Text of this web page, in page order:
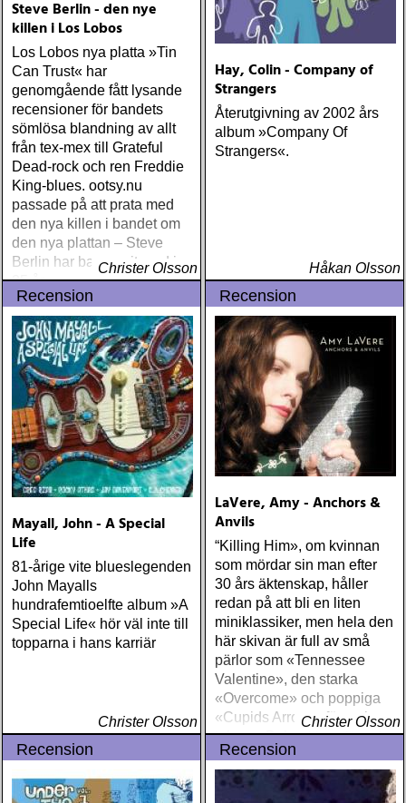
Through Life Louie And The
Lovers - The Complete
Recordings Leonard
Cohen- Live In London Bad
Liver & Brustna hjärtan -
Tom Waits på svenska (CD
& konsert på Södra Teatern,
Stockholm) Rod Stewart -
Sessions 1971-1998
Bläckfisken (TV-serie) The
Company (DVD-miniserie)
Danger Man (TV-serie) Ken
Burn´s The West (DVD-
miniserie) Camilla Grebe &
Åsa Träff Nån sorts frid
(bok) Spooks (TV-serie)
Pluras kokbok Naked City
(DVD; TV-serie) 87th
Precinct (DVD; TV-serie)
The Defenders (TV-serie)
Lennart Persson - Musik
Non Stop – Pet Sounds I
våra hjärtan (bok) Peter
LeMarc/Lennart Persson -
100 sånger (bok) Willy Clay
Band - Blue
Steve Berlin - den nye
killen i Los Lobos
Los Lobos nya platta »Tin
Can Trust« har
genomgående fått lysande
recensioner för bandets
sömlösa blandning av allt
från tex-mex till Grateful
Dead-rock och ren Freddie
King-blues. ootsy.nu
passade på att prata med
den nya killen i bandet om
den nya plattan – Steve
Berlin har bara varit med i
25 år…
Christer Olsson
Hay, Colin - Company of
Strangers
Återutgivning av 2002 års
album »Company Of
Strangers«.
Håkan Olsson
Recension
Mayall, John - A Special
Life
81-årige vite blueslegenden
John Mayalls
hundrafemtioelfte album »A
Special Life« hör väl inte till
topparna i hans karriär
Christer Olsson
Recension
LaVere, Amy - Anchors &
Anvils
“Killing Him», om kvinnan
som mördar sin man efter
30 års äktenskap, håller
redan på att bli en liten
miniklassiker, men hela den
här skivan är full av små
pärlor som «Tennessee
Valentine», den starka
«Overcome» och poppiga
«Cupids Arrow», för att inte
tala om Dylan-lika «Time Is
A Train» och den ömsinta
tolkningen av Dylans «I´ll
Remember You”
Christer Olsson
Recension Recension